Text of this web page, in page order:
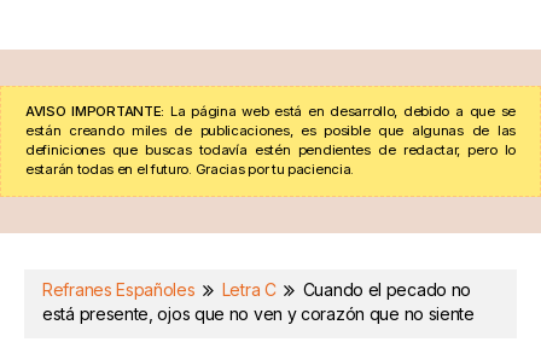
AVISO IMPORTANTE: La página web está en desarrollo, debido a que se
están creando miles de publicaciones, es posible que algunas de las
definiciones que buscas todavía estén pendientes de redactar, pero lo
estarán todas en el futuro. Gracias por tu paciencia.
Refranes Españoles Letra C
Cuando el pecado no
está presente, ojos que no ven y corazón que no siente